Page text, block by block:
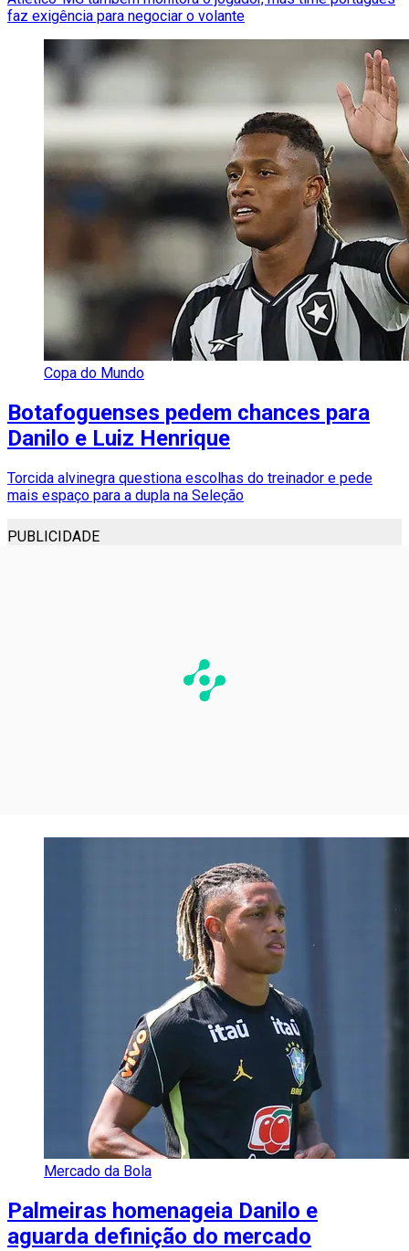
faz exigência para negociar o volante
Copa do Mundo
Botafoguenses pedem chances para
Danilo e Luiz Henrique
Torcida alvinegra questiona escolhas do treinador e pede
mais espaço para a dupla na Seleção
PUBLICIDADE
Mercado da Bola
Palmeiras homenageia Danilo e
aguarda definição do mercado